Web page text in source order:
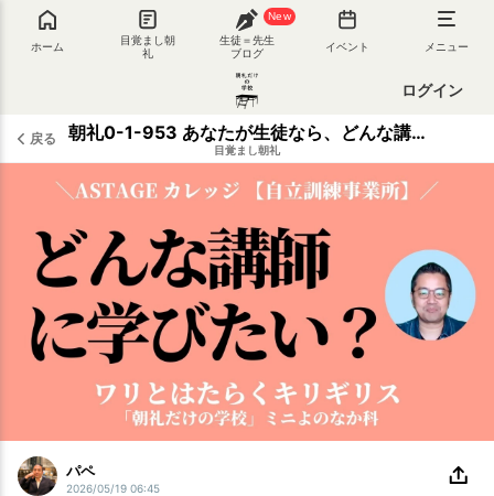
ホーム
目覚まし朝
礼
New
生徒＝先生
ブログ
イベント メニュー
ログイン
戻る 朝礼0-1-953 あなたが生徒なら、どんな講師に学びたいですか？【ASTAGE カレッジ】
目覚まし朝礼
パペ
2026/05/19 06:45